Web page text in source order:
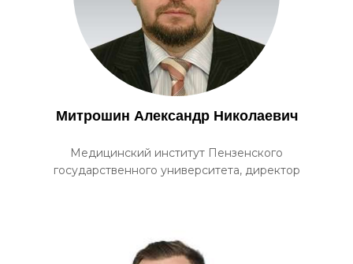
Митрошин Александр Николаевич
Медицинский институт Пензенского
государственного университета, директор